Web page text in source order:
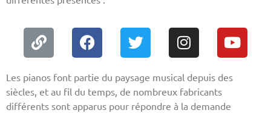
Les pianos font partie du paysage musical depuis des
siècles, et au fil du temps, de nombreux fabricants
différents sont apparus pour répondre à la demande